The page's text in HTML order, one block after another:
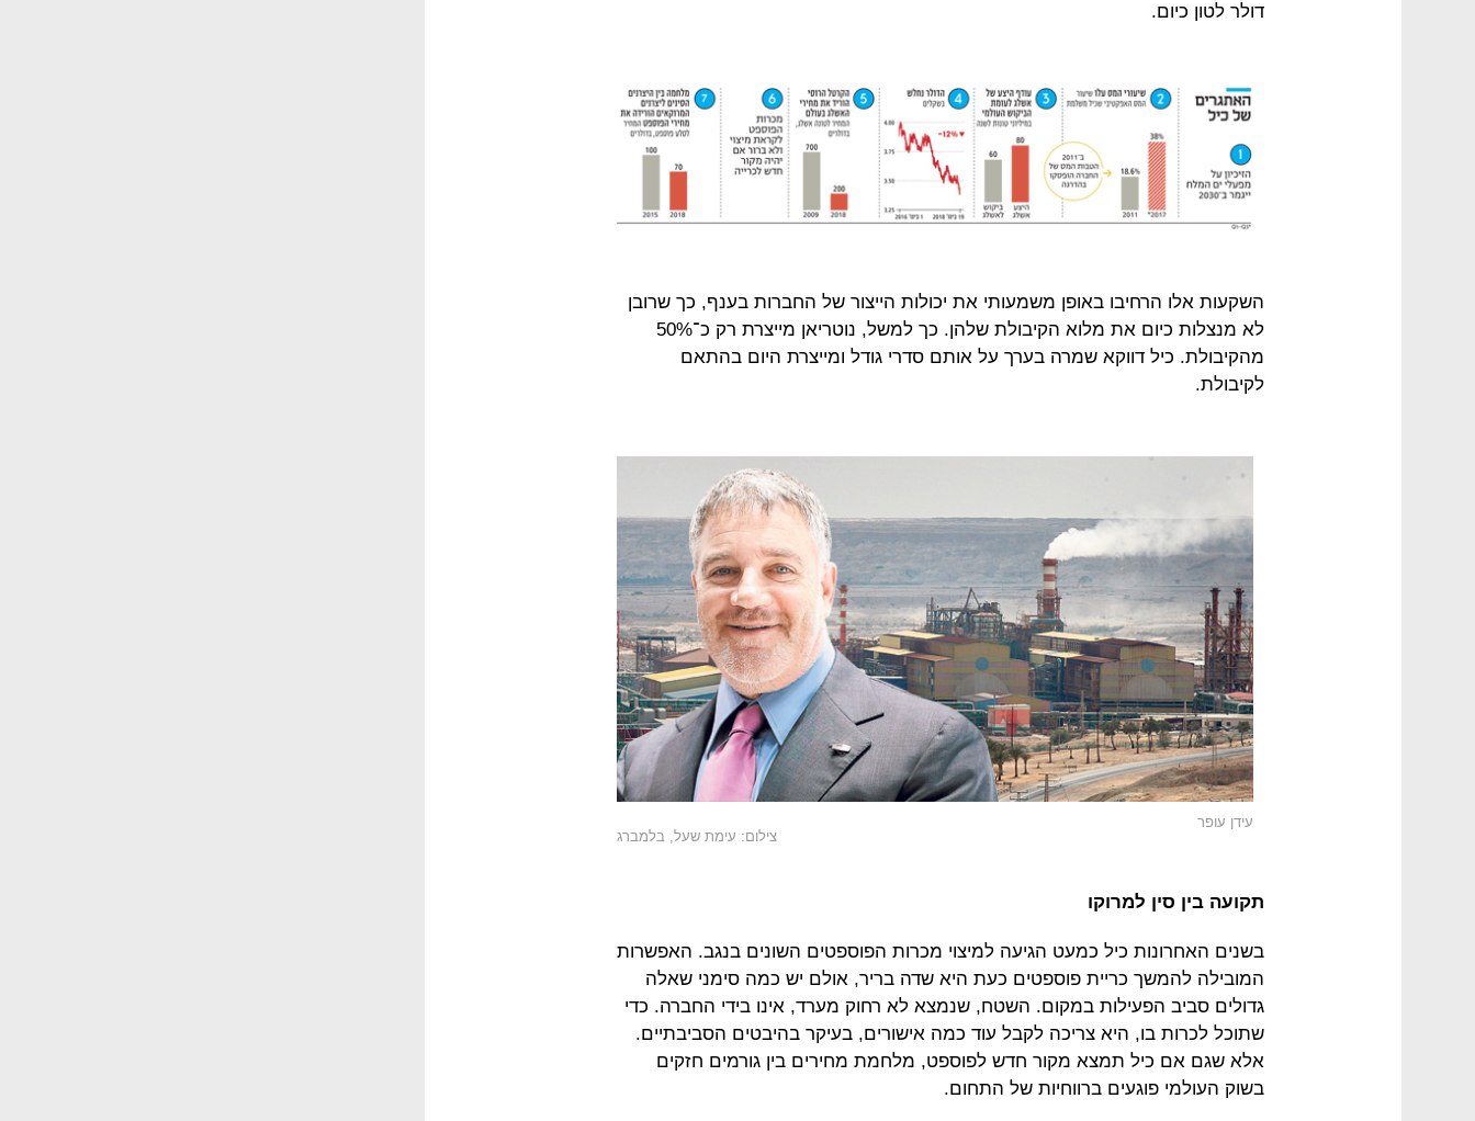
דולר לטון כיום.
השקעות אלו הרחיבו באופן משמעותי את יכולות הייצור של החברות בענף, כך שרובן
לא מנצלות כיום את מלוא הקיבולת שלהן. כך למשל, נוטריאן מייצרת רק כ־50%
מהקיבולת. כיל דווקא שמרה בערך על אותם סדרי גודל ומייצרת היום בהתאם
לקיבולת.
עידן עופר
צילום: עימת שעל, בלמברג
תקועה בין סין למרוקו
בשנים האחרונות כיל כמעט הגיעה למיצוי מכרות הפוספטים השונים בנגב. האפשרות
המובילה להמשך כריית פוספטים כעת היא שדה בריר, אולם יש כמה סימני שאלה
גדולים סביב הפעילות במקום. השטח, שנמצא לא רחוק מערד, אינו בידי החברה. כדי
שתוכל לכרות בו, היא צריכה לקבל עוד כמה אישורים, בעיקר בהיבטים הסביבתיים.
אלא שגם אם כיל תמצא מקור חדש לפוספט, מלחמת מחירים בין גורמים חזקים
בשוק העולמי פוגעים ברווחיות של התחום.